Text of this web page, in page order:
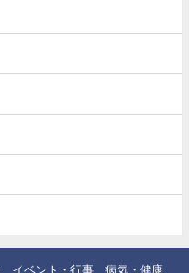
イベント・行事 病気・健康